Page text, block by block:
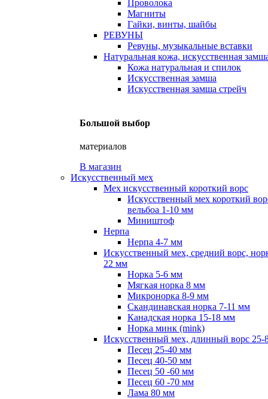
Проволока
Магниты
Гайки, винты, шайбы
РЕВУНЫ
Ревуны, музыкальные вставки
Натуральная кожа, искусственная
Кожа натуральная и спилок
Искусственная замша
Искусственная замша стрейч
Большой выбор
материалов
В магазин
Искусственный мех
Мех искусственный короткий ворс
Искусственный мех короткий
вельбоа 1-10 мм
Миништоф
Нерпа
Нерпа 4-7 мм
Искусственный мех, средний ворс,
22 мм
Норка 5-6 мм
Мягкая норка 8 мм
Микронорка 8-9 мм
Скандинавская норка 7-11 мм
Канадская норка 15-18 мм
Норка минк (mink)
Искусственный мех, длинный ворс 25-
Песец 25-40 мм
Песец 40-50 мм
Песец 50 -60 мм
Песец 60 -70 мм
Лама 80 мм